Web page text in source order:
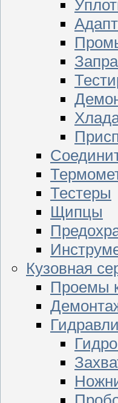
Тестеры
Щипцы
Кузовная
Проемы